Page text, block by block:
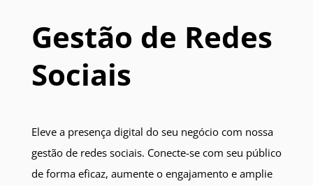
Gestão de Redes
Sociais
Eleve a presença digital do seu negócio com nossa
gestão de redes sociais. Conecte-se com seu público
de forma eficaz, aumente o engajamento e amplie